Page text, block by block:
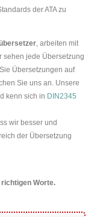
der ATA zu
, arbeiten mit
sehen jede Übersetzung
Übersetzungen auf
Sie uns an. Unsere
kenn sich in DIN2345
wir besser und
der Übersetzung
Worte.